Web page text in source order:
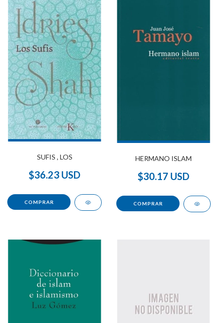
SUFIS , LOS
$36.23 USD
HERMANO ISLAM
$30.17 USD